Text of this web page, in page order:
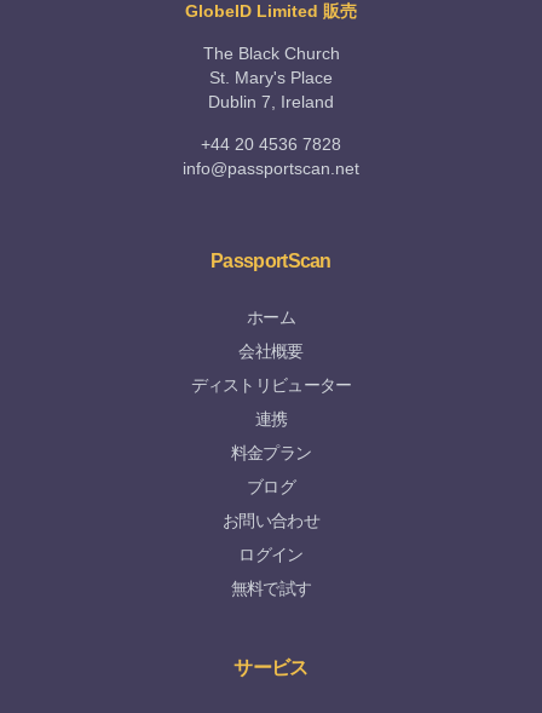
GlobeID Limited 販売
The Black Church
St. Mary's Place
Dublin 7, Ireland
+44 20 4536 7828
info@passportscan.net
PassportScan
ホーム
会社概要
ディストリビューター
連携
料金プラン
ブログ
お問い合わせ
ログイン
無料で試す
サービス